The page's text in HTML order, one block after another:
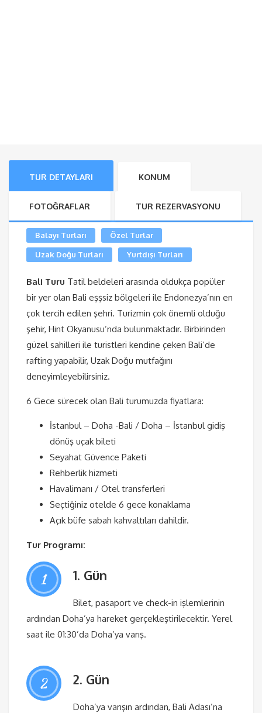
TUR DETAYLARI KONUM
FOTOĞRAFLAR TUR REZERVASYONU
Balayı Turları Özel Turlar
Uzak Doğu Turları Yurtdışı Turları
Bali Turu Tatil beldeleri arasında oldukça popüler
bir yer olan Bali eşşsiz bölgeleri ile Endonezya’nın en
çok tercih edilen şehri. Turizmin çok önemli olduğu
şehir, Hint Okyanusu’nda bulunmaktadır. Birbirinden
güzel sahilleri ile turistleri kendine çeken Bali’de
rafting yapabilir, Uzak Doğu mutfağını
deneyimleyebilirsiniz.
6 Gece sürecek olan Bali turumuzda fiyatlara:
İstanbul – Doha -Bali / Doha – İstanbul gidiş
dönüş uçak bileti
Seyahat Güvence Paketi
Rehberlik hizmeti
Havalimanı / Otel transferleri
Seçtiğiniz otelde 6 gece konaklama
Açık büfe sabah kahvaltıları dahildir.
Tur Programı:
1 1. Gün
Bilet, pasaport ve check-in işlemlerinin
ardından Doha’ya hareket gerçekleştirilecektir. Yerel
saat ile 01:30’da Doha’ya varış.
2 2. Gün
Doha’ya varışın ardından, Bali Adası’na